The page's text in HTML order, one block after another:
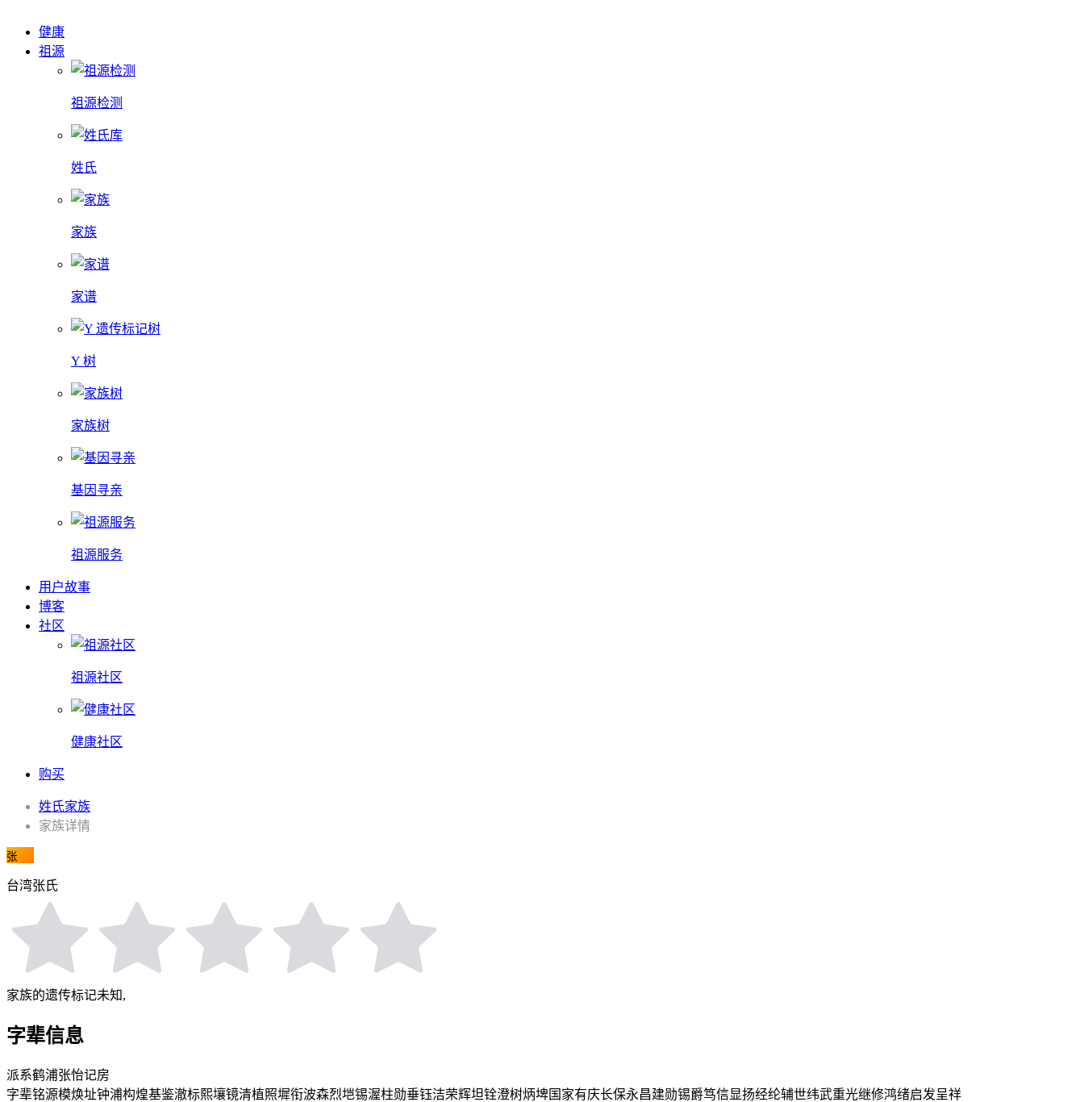
健康
祖源
祖源检测
姓氏
家族
家谱
Y 树
家族树
基因寻亲
祖源服务
用户故事
博客
社区
祖源社区
健康社区
购买
姓氏家族
家族详情
张
台湾张氏
家族的遗传标记未知,
字辈信息
派系鹤浦张怡记房
字辈铭源模焕址钟浦构煌基鉴澈标熙壤镜清植照墀衔波森烈垲锡渥柱勋垂钰洁荣辉坦铨澄树炳埤国家有庆长保永昌建勋锡爵笃信显扬经纶辅世纬武重光继修鸿绪启发呈祥